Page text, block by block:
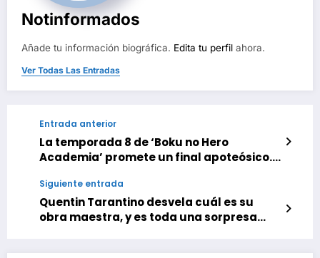
Notinformados
Añade tu información biográfica. Edita tu perfil ahora.
Ver Todas Las Entradas
Entrada anterior
La temporada 8 de ‘Boku no Hero
Academia’ promete un final apoteósico.
definitivo en el nuevo tráiler del anime
Siguiente entrada
Quentin Tarantino desvela cuál es su
obra maestra, y es toda una sorpresa